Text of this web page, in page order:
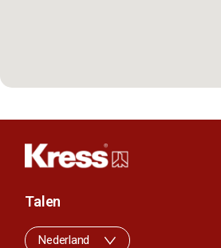
Talen
Nederland